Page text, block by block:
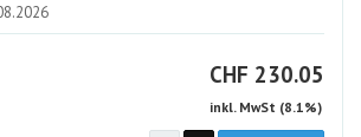
CHF CHF
230.05
inkl. MwSt (8.1%)